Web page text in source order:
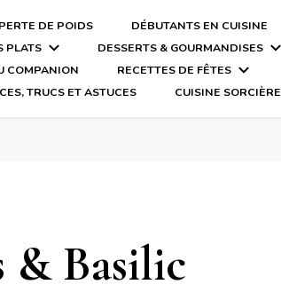
PERTE DE POIDS DÉBUTANTS EN CUISINE
PLATS
DESSERTS & GOURMANDISES
COMPANION
RECETTES DE FÊTES
TRUCS ET ASTUCES
CUISINE SORCIÈRE
& Basilic